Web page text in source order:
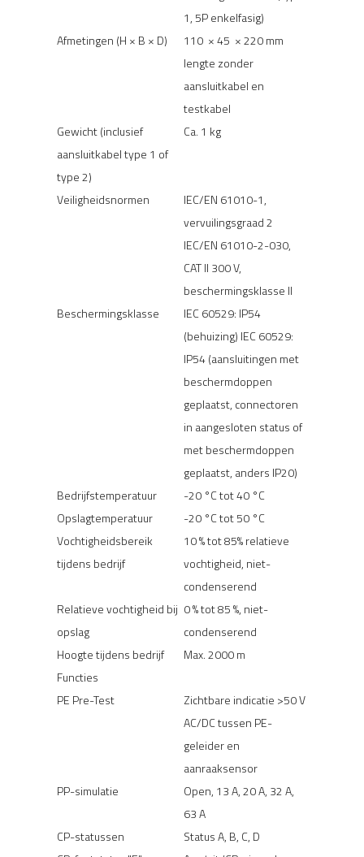
1, 5P enkelfasig)
Afmetingen (H × B × D)
110 × 45 × 220 mm
lengte zonder
aansluitkabel en
testkabel
Gewicht (inclusief
aansluitkabel type 1 of
type 2)
Ca. 1 kg
Veiligheidsnormen
IEC/EN 61010-1,
vervuilingsgraad 2
IEC/EN 61010-2-030,
CAT II 300 V,
beschermingsklasse II
Beschermingsklasse
IEC 60529: IP54
(behuizing) IEC 60529:
IP54 (aansluitingen met
beschermdoppen
geplaatst, connectoren
in aangesloten status of
met beschermdoppen
geplaatst, anders IP20)
Bedrijfstemperatuur
-20 °C tot 40 °C
Opslagtemperatuur
-20 °C tot 50 °C
Vochtigheidsbereik
tijdens bedrijf
10 % tot 85% relatieve
vochtigheid, niet-
condenserend
Relatieve vochtigheid bij
opslag
0 % tot 85 %, niet-
condenserend
Hoogte tijdens bedrijf
Max. 2000 m
Functies
PE Pre-Test
Zichtbare indicatie >50 V
AC/DC tussen PE-
geleider en
aanraaksensor
PP-simulatie
Open, 13 A, 20 A, 32 A,
63 A
CP-statussen
Status A, B, C, D